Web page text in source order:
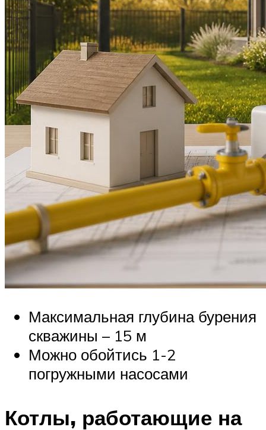
Максимальная глубина бурения
скважины – 15 м
Можно обойтись 1-2
погружными насосами
Котлы, работающие на